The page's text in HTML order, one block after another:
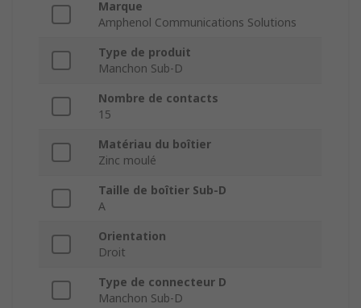
Marque
Amphenol Communications Solutions
Type de produit
Manchon Sub-D
Nombre de contacts
15
Matériau du boîtier
Zinc moulé
Taille de boîtier Sub-D
A
Orientation
Droit
Type de connecteur D
Manchon Sub-D